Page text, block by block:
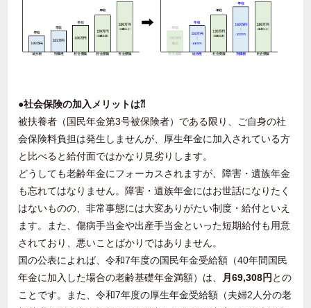
●社会保険の加入メリットは⁈
被扶養者（国民年金第3号被保険者）である限り、ご自身の社
会保険料負担は発生しませんが、厚生年金に加入されている方
と比べると給付面ではかなり見劣りします。
どうしても老齢年金にフォーカスされますが、障害・遺族年金
も忘れてはなりません。障害・遺族年金にはお世話になりたく
はないものの、非常事態には大変ありがたい制度・給付といえ
ます。また、傷病手当金や出産手当金といった短期給付も用意
されており、悪いことばかりではありません。
国の公表によれば、令和7年度の国民年金受給額（40年間国民
年金に加入した場合の老齢基礎年金満額）は、
月69,308円 との
ことです。また、令和7年度の厚生年金受給額（夫婦2 人分の老